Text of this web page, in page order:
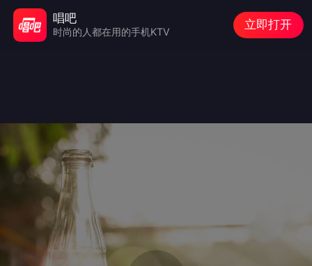
唱吧
时尚的人都在用的手机KTV
立即打开